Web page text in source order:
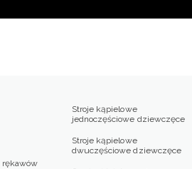
Stroje kąpielowe
jednoczęściowe dziewczęce
Stroje kąpielowe
dwuczęściowe dziewczęce